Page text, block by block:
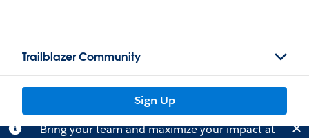
Trailblazer Community
Sign Up
Bring your team and maximize your impact at